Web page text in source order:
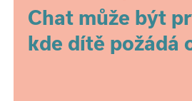
Chat může být
kde dítě požádá